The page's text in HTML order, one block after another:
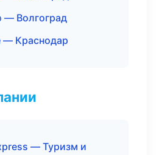
— Волгоград
— Краснодар
— Туризм и